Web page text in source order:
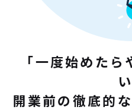
「一度始めた
い
開業前の徹底的